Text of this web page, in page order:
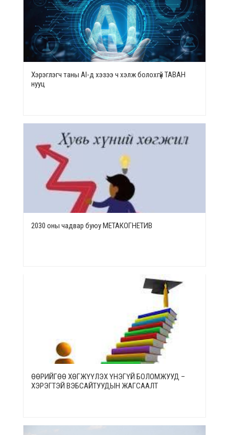
Хэрэглэгч таны AI-д хэзээ ч хэлж болохгүй ТАВАН
нууц
2030 оны чадвар буюу МЕТАКОГНЕТИВ
ӨӨРИЙГӨӨ ХӨГЖҮҮЛЭХ ҮНЭГҮЙ БОЛОМЖУУД –
ХЭРЭГТЭЙ ВЭБСАЙТУУДЫН ЖАГСААЛТ